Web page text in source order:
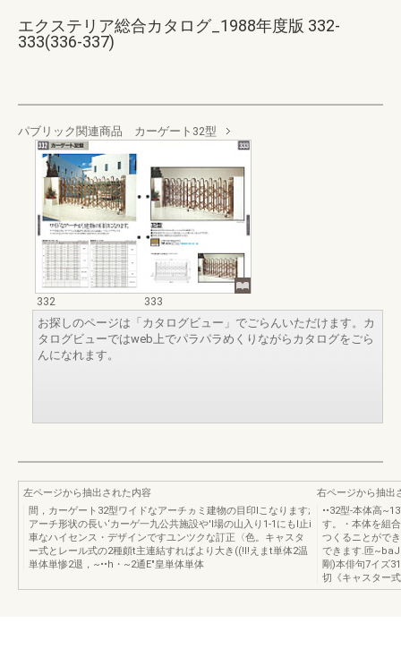
エクステリア総合カタログ_1988年度版 332-
333(336-337)
パブリック関連商品 カーゲート32型
332
333
お探しのページは「カタログビュー」でごらんいただけます。カ
タログビューではweb上でパラパラめくりながらカタログをごら
んになれます。
左ページから抽出された内容
間，カーゲート32型ワイドなアーチヵミ建物の目印lこなります;
アーチ形状の長い‘カーゲ一九公共施設や'I場の山入り1-1にもI止i
車なハイセンス・デザインですユンツクな訂正〈色。キャスタ
ー式とレール式の2種頗t主連結すればより大き((!I!えまt単体2温
単体単惨2退，~••h・~2通E"皇単体単体
右ページから抽出
••32型-本体高
す。・本体を組
つくるニとがで
できます.匝
剛)本俳句7イズ
切《キャスター